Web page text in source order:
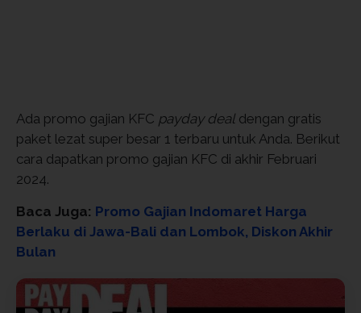
Ada promo gajian KFC payday deal dengan gratis
paket lezat super besar 1 terbaru untuk Anda. Berikut
cara dapatkan promo gajian KFC di akhir Februari
2024.
Baca Juga: Promo Gajian Indomaret Harga
Berlaku di Jawa-Bali dan Lombok, Diskon Akhir
Bulan